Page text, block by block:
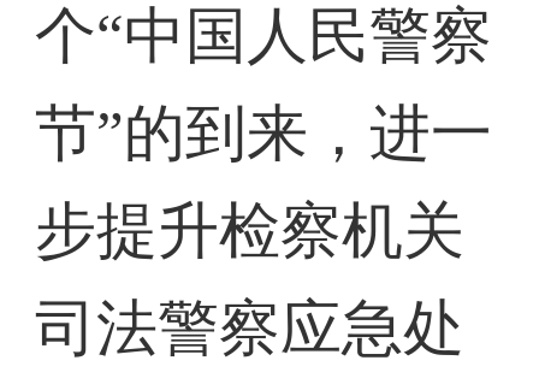
个“中国人民警察
节”的到来，进一
步提升检察机关
司法警察应急处